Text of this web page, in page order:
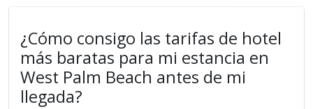
¿Cómo consigo las tarifas de hotel
más baratas para mi estancia en
West Palm Beach antes de mi
llegada?